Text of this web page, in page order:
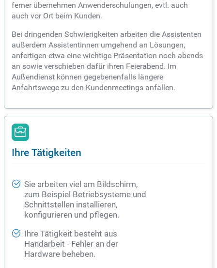
ferner übernehmen Anwenderschulungen, evtl. auch
auch vor Ort beim Kunden.
Bei dringenden Schwierigkeiten arbeiten die Assistenten
außerdem Assistentinnen umgehend an Lösungen,
anfertigen etwa eine wichtige Präsentation noch abends
an sowie verschieben dafür ihren Feierabend. Im
Außendienst können gegebenenfalls längere
Anfahrtswege zu den Kundenmeetings anfallen.
Ihre Tätigkeiten
Sie arbeiten viel am Bildschirm,
zum Beispiel Betriebsysteme und
Schnittstellen installieren,
konfigurieren und pflegen.
Ihre Tätigkeit besteht aus
Handarbeit - Fehler an der
Hardware beheben.